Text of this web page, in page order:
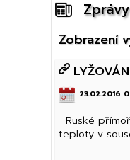
Zobrazení
23.02.2016
Ruské
teploty v